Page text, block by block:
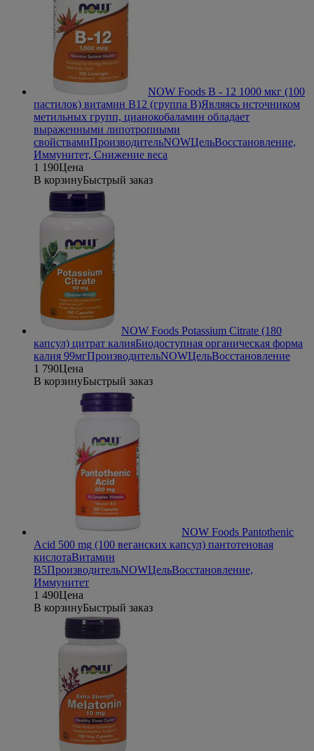
NOW Foods B - 12 1000 мкг (100
пастилок) витамин В12 (группа В)Являясь источником
метильных групп, цианокобаламин обладает
выраженными липотропными
свойствамиПроизводительNOWЦельВосстановление,
Иммунитет, Снижение веса
1 190Цена
В корзинуБыстрый заказ
NOW Foods Potassium Citrate (180
капсул) цитрат калияБиодоступная органическая форма
калия 99мгПроизводительNOWЦельВосстановление
1 790Цена
В корзинуБыстрый заказ
NOW Foods Pantothenic
Acid 500 mg (100 веганских капсул) пантотеновая
кислотаВитамин
В5ПроизводительNOWЦельВосстановление,
Иммунитет
1 490Цена
В корзинуБыстрый заказ